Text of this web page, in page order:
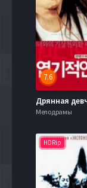
7.6
Мелодрамы
HDRip